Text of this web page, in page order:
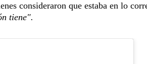
consideraron que estaba en lo
tiene".